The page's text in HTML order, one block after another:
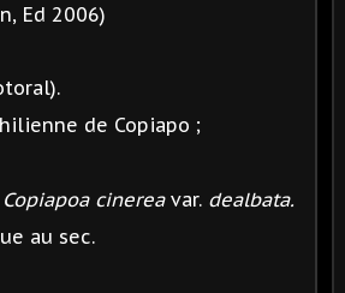
Ed 2006)
de Copiapo ;
cinereavar. dealbata.
au sec.